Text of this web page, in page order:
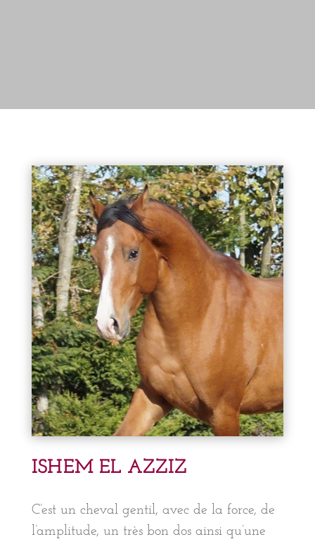
ISHEM EL AZZIZ
C’est un cheval gentil, avec de la force, de
l’amplitude, un très bon dos ainsi qu’une